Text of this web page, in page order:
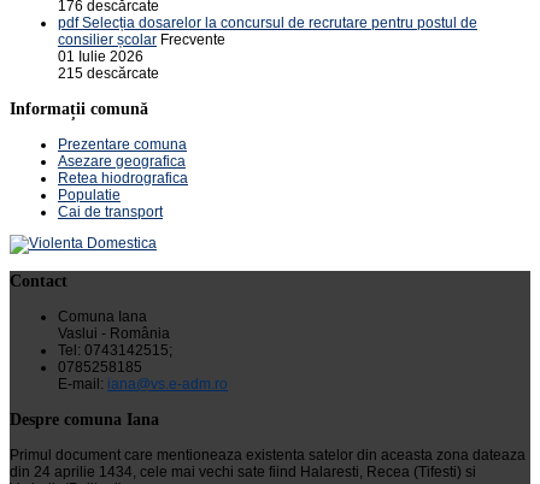
176 descărcate
pdf Selecția dosarelor la concursul de recrutare pentru postul de
consilier școlar Frecvente
01 Iulie 2026
215 descărcate
Informații comună
Prezentare comuna
Asezare geografica
Retea hiodrografica
Populatie
Cai de transport
Contact
Comuna Iana
Vaslui - România
Tel: 0743142515;
0785258185
E-mail: iana@vs.e-adm.ro
Despre comuna Iana
Primul document care mentioneaza existenta satelor din aceasta zona dateaza
din 24 aprilie 1434, cele mai vechi sate fiind Halaresti, Recea (Tifesti) si